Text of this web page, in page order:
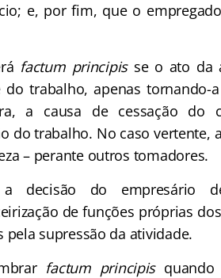
e, por fim, que o
factum principisse o ato da
trabalho, apenas tornando-
a causa de cessação do
do trabalho. No caso vertente,
– perante outros tomadores.
decisão do empresário
de funções próprias
supressão da atividade.
factum principisquando